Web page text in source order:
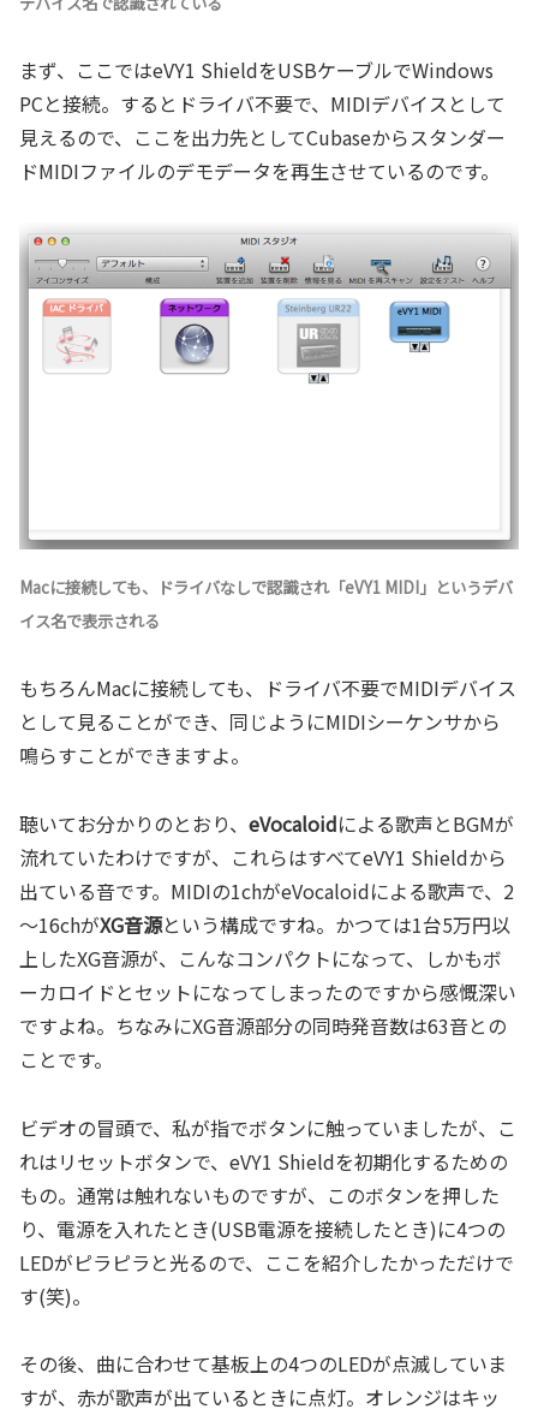
まず、ここではeVY1 ShieldをUSBケーブルでWindows
PCと接続。するとドライバ不要で、MIDIデバイスとして
見えるので、ここを出力先としてCubaseからスタンダー
ドMIDIファイルのデモデータを再生させているのです。
Macに接続しても、ドライバなしで認識され「eVY1 MIDI」というデバ
イス名で表示される
もちろんMacに接続しても、ドライバ不要でMIDIデバイス
として見ることができ、同じようにMIDIシーケンサから
鳴らすことができますよ。
聴いてお分かりのとおり、 eVocaloidによる歌声とBGMが
流れていたわけですが、これらはすべてeVY1 Shieldから
出ている音です。MIDIの1chがeVocaloidによる歌声で、2
～16chがXG音源という構成ですね。かつては1台5万円以
上したXG音源が、こんなコンパクトになって、しかもボ
ーカロイドとセットになってしまったのですから感慨深い
ですよね。ちなみにXG音源部分の同時発音数は63音との
ことです。
ビデオの冒頭で、私が指でボタンに触っていましたが、こ
れはリセットボタンで、eVY1 Shieldを初期化するための
もの。通常は触れないものですが、このボタンを押した
り、電源を入れたとき(USB電源を接続したとき)に4つの
LEDがピラピラと光るので、ここを紹介したかっただけで
す(笑)。
その後、曲に合わせて基板上の4つのLEDが点滅していま
すが、赤が歌声が出ているときに点灯。オレンジはキッ